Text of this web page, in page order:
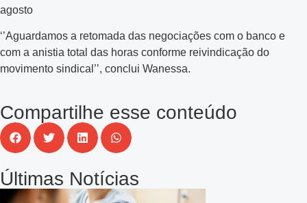
agosto
‘’Aguardamos a retomada das negociações com o banco e
com a anistia total das horas conforme reivindicação do
movimento sindical’’, conclui Wanessa.
Compartilhe esse conteúdo
Últimas Notícias